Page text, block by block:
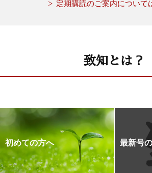
定期購読のご案内について
致知とは？
初めての方へ 最新号